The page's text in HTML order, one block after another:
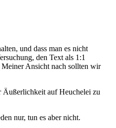
und dass man es nicht
den Text als 1:1
Meiner Ansicht nach sollten wir
Äußerlichkeit auf Heuchelei zu
nur, tun es aber nicht.